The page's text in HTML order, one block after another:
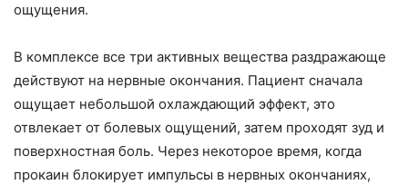
ощущения.
В комплексе все три активных вещества раздражающе
действуют на нервные окончания. Пациент сначала
ощущает небольшой охлаждающий эффект, это
отвлекает от болевых ощущений, затем проходят зуд и
поверхностная боль. Через некоторое время, когда
прокаин блокирует импульсы в нервных окончаниях,